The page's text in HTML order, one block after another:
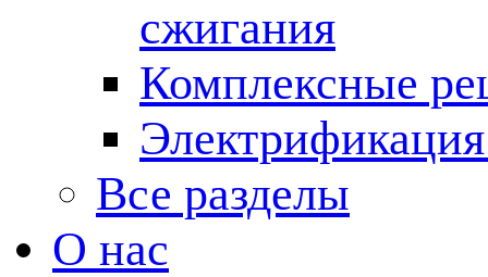
сжигания
Комплексные
Все разделы
О нас